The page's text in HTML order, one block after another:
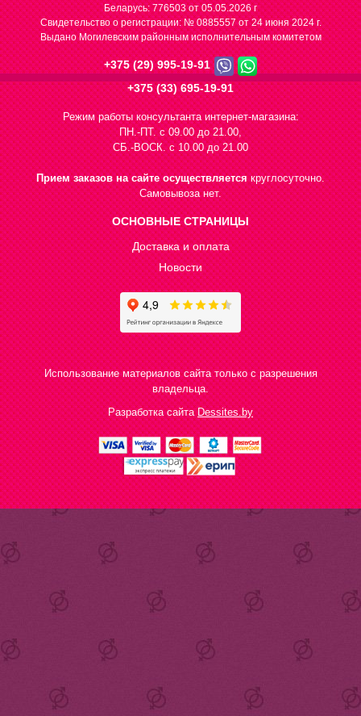
Беларусь: 776503 от 05.05.2026 г
Cвидетельство о регистрации: № 0885557 от 24 июня 2024 г.
Выдано Могилевским районным исполнительным комитетом
+375 (29) 995-19-91
+375 (33) 695-19-91
Режим работы консультанта интернет-магазина:
ПН.-ПТ. с 09.00 до 21.00,
СБ.-ВОСК. с 10.00 до 21.00
Прием заказов на сайте осуществляетсякруглосуточно.
Самовывоза нет.
ОСНОВНЫЕ СТРАНИЦЫ
Доставка и оплата
Новости
Использование материалов сайта только с разрешения
владельца.
Разработка сайтаDessites.by